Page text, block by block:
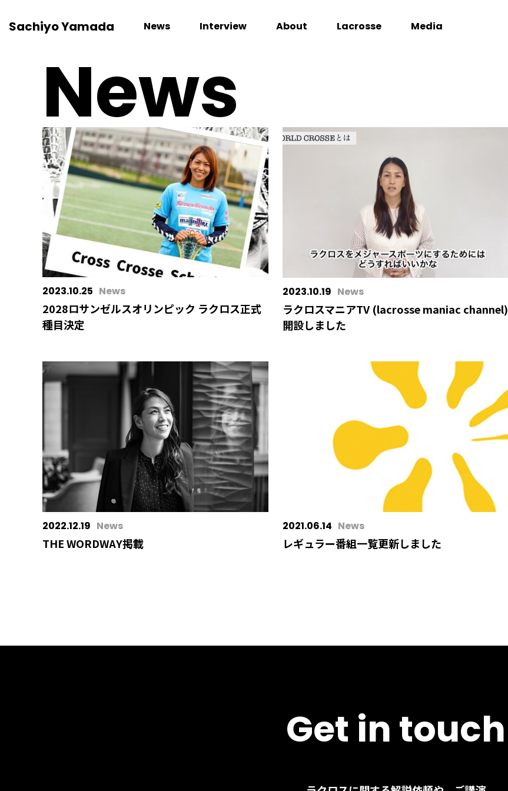
Sachiyo Yamada News Interview About Lacrosse Media
News
2023.10.25 News
2028ロサンゼルスオリンピック ラクロス正式
種目決定
2023.10.19 News
ラクロスマニアTV (lacrosse maniac channel)
開設しました
2022.12.19 News
THE WORDWAY掲載
2021.06.14 News
レギュラー番組一覧更新しました
Get in touch